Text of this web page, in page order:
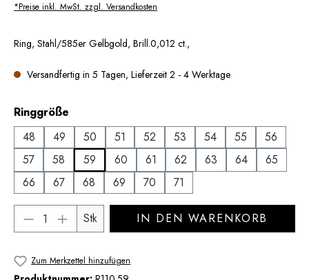
*Preise inkl. MwSt. zzgl. Versandkosten
Ring, Stahl/585er Gelbgold, Brill.0,012 ct.,
Versandfertig in 5 Tagen, Lieferzeit 2 - 4 Werktage
Ringgröße
48
49 50 51 52 53 54 55
56
57
58 59 60 61 62 63 64
65
66
67 68 69 70 71
Produkt Anzahl: Gib den gewünschten
Stk IN DEN WARENKORB
Zum Merkzettel hinzufügen